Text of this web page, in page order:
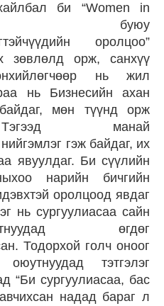
би “Women in
буюу
оролцоо”
зөвлөлд орж, санхүү
нь жил
нь Бизнесийн ахан
мөн түүнд орж
манай
гэж байдаг, их
явуулдаг. Би сүүлийн
нарийн бичгийн
оролцоод явдаг
нь сургуулиасаа сайн
өгдөг
Тодорхой голч оноог
тэтгэлэг
“Би сургуулиасаа, бас
надад бараг л